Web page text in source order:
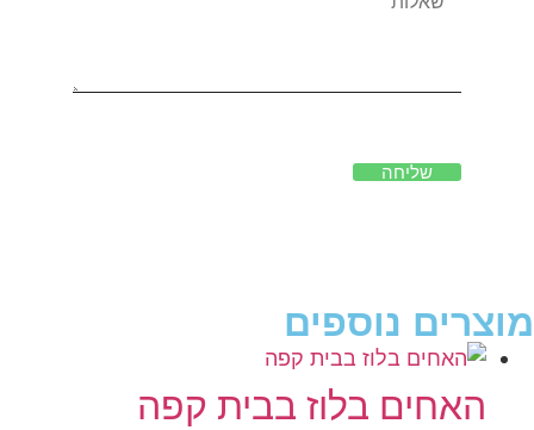
שליחה
מוצרים נוספים
האחים בלוז בבית קפה